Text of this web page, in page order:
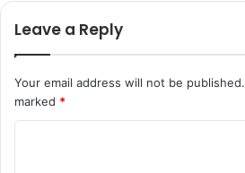
Leave a Reply
Your email address will not be published.
marked *